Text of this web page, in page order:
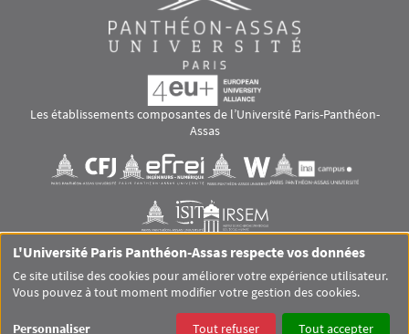
Les établissements composantes de l’Université Paris-Panthéon-
Assas
Visuel svgVisuel svg Visuel svgVisuel svg
Visuel svgVisuel svg
RS footer
GLOSSAIRE
MENTIONS LÉGALES
L'Université Paris Panthéon-Assas respecte vos données
Ce site utilise des cookies pour améliorer votre expérience utilisateur.
Vous pouvez à tout moment modifier votre gestion des cookies.
Personnaliser Tout refuser Tout accepter